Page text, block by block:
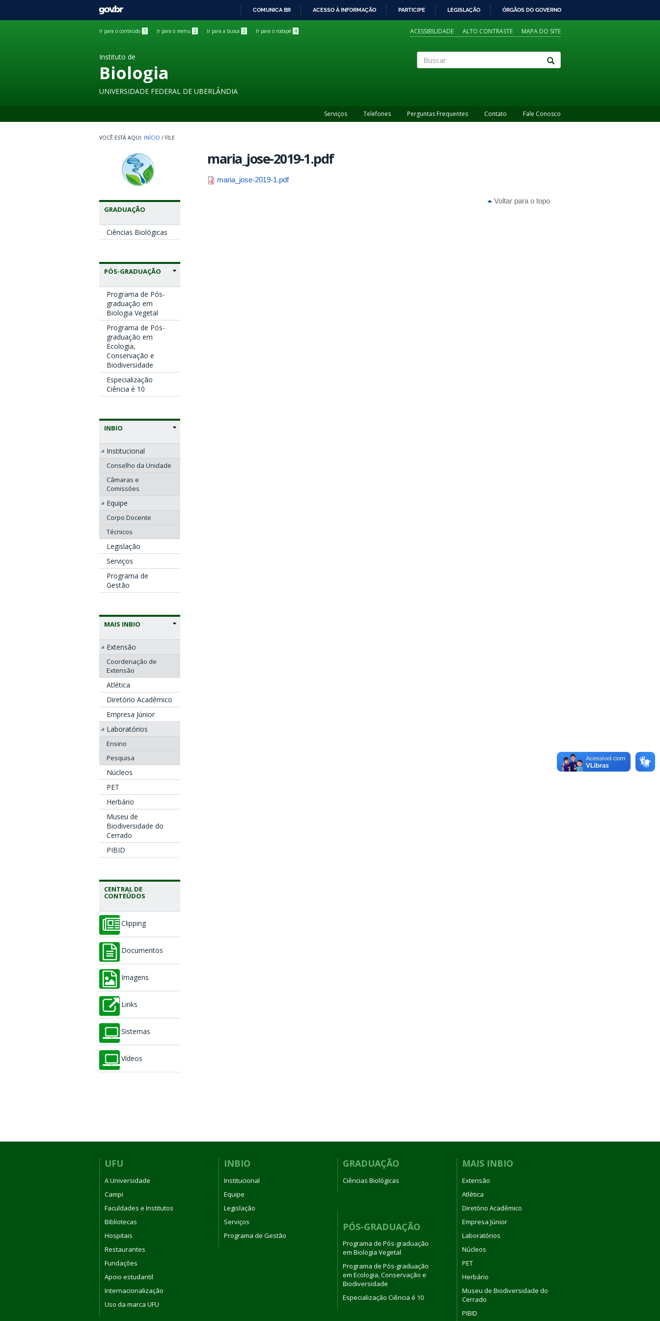
GOVBR
COMUNICA BR ACESSO À INFORMAÇÃO PARTICIPE LEGISLAÇÃO ÓRGÃOS DO GOVERNO
Ir para o conteúdo 1 Ir para o menu 2 Ir para a busca 3 Ir para o rodapé 4 ACESSIBILIDADE ALTO CONTRASTE MAPA DO SITE
Instituto de
Biologia
UNIVERSIDADE FEDERAL DE UBERLÂNDIA
Serviços Telefones Perguntas Frequentes Contato Fale Conosco
INÍCIO / FILE
GRADUAÇÃO
Ciências Biológicas
PÓS-GRADUAÇÃO
Programa de Pós-
graduação em
Biologia Vegetal
Programa de Pós-
graduação em
Ecologia,
Conservação e
Biodiversidade
Especialização
Ciência é 10
INBIO
Institucional
Conselho da Unidade
Câmaras e
Comissões
Equipe
Corpo Docente
Técnicos
Legislação
Serviços
Programa de
Gestão
MAIS INBIO
Extensão
Coordenação de
Extensão
Atlética
Diretório Acadêmico
Empresa Júnior
Laboratórios
Ensino
Pesquisa
Núcleos
PET
Herbário
Museu de
Biodiversidade do
Cerrado
PIBID
CENTRAL DE
CONTEÚDOS
Clipping
Documentos
Imagens
Links
Sistemas
Vídeos
maria_jose-2019-1.pdf
maria_jose-2019-1.pdf
Voltar para o topo
UFU
A Universidade
Campi
Faculdades e Institutos
Bibliotecas
Hospitais
Restaurantes
Fundações
Apoio estudantil
Internacionalização
Uso da marca UFU
INBIO
Institucional
Equipe
Legislação
Serviços
Programa de Gestão
GRADUAÇÃO
Ciências Biológicas
PÓS-GRADUAÇÃO
Programa de Pós-graduação
em Biologia Vegetal
Programa de Pós-graduação
em Ecologia, Conservação e
Biodiversidade
Especialização Ciência é 10
MAIS INBIO
Extensão
Atlética
Diretório Acadêmico
Empresa Júnior
Laboratórios
Núcleos
PET
Herbário
Museu de Biodiversidade do
Cerrado
PIBID